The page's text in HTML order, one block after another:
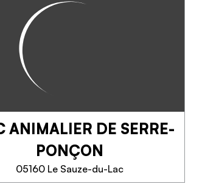
ANIMALIER DE SERRE-
PONÇON
05160 Le Sauze-du-Lac